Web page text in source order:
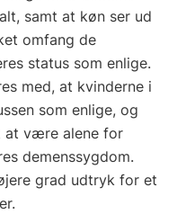
samt at køn ser ud
omfang de
status som enlige.
med, at kvinderne i
som enlige, og
at være alene for
demenssygdom.
grad udtryk for et